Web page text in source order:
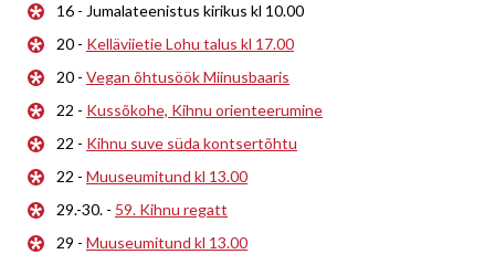
16 - Jumalateenistus kirikus kl 10.00
20 - Kelläviietie Lohu talus kl 17.00
20 - Vegan õhtusöök Miinusbaaris
22 - Kussõkohe, Kihnu orienteerumine
22 - Kihnu suve süda kontsertõhtu
22 - Muuseumitund kl 13.00
29.-30. - 59. Kihnu regatt
29 - Muuseumitund kl 13.00